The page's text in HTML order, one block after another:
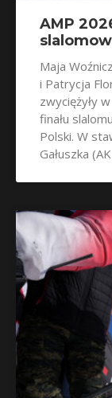
AMP
Maja
i Patrycja
zwyciężyły
finału
Polski. W
Gałuszka